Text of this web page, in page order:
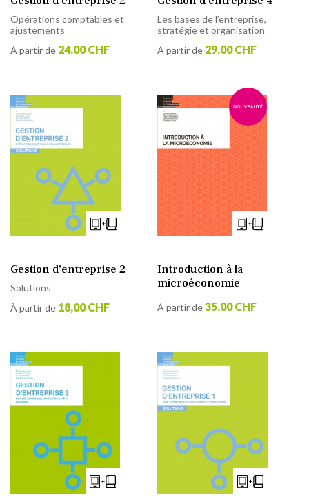
Opérations comptables et
ajustements
À partir de 24,00 CHF
Les bases de l’entreprise,
stratégie et organisation
À partir de 29,00 CHF
Gestion d’entreprise 2
Solutions
À partir de 18,00 CHF
Introduction à la
microéconomie
À partir de35,00 CHF